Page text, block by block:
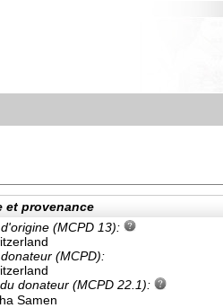
et provenance
(MCPD 13):
(MCPD):
donateur (MCPD 22.1):
Samen